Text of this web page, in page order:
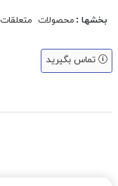
بخشها : محصولات
تماس بگیرید